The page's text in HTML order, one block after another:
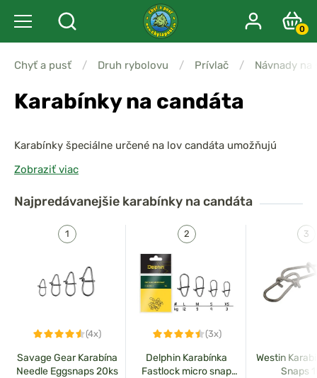
0
Chyť a pusť / Druh rybolovu / Prívlač / Návnady na
Karabínky na candáta
Karabínky špeciálne určené na lov candáta umožňujú
rýchlu a jednoduchú výmenu nástrah
povrchovej úpravespoľahlivo udržia aj väčšie a bojovné
Zobraziť viac
Najpredávanejšie karabínky na candáta
(4x)
Savage Gear Karabína
Needle Eggsnaps 20ks
(3x)
Delphin Karabínka
Fastlock micro snap
Westin
Snaps